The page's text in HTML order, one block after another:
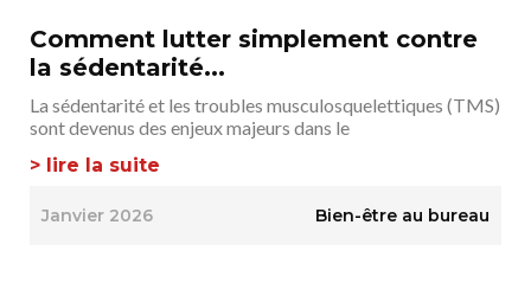
Comment lutter simplement contre
la sédentarité...
La sédentarité et les troubles musculosquelettiques (TMS)
sont devenus des enjeux majeurs dans le
> lire la suite
Janvier 2026 Bien-être au bureau